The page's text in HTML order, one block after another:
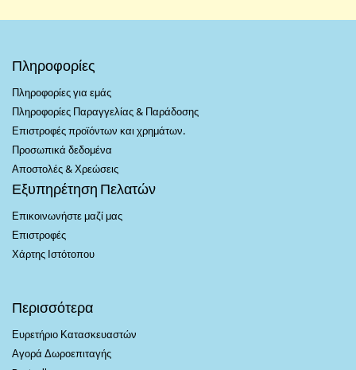
Πληροφορίες
Πληροφορίες για εμάς
Πληροφορίες Παραγγελίας & Παράδοσης
Επιστροφές προϊόντων και χρημάτων.
Προσωπικά δεδομένα
Αποστολές & Χρεώσεις
Εξυπηρέτηση Πελατών
Επικοινωνήστε μαζί μας
Επιστροφές
Χάρτης Ιστότοπου
Περισσότερα
Ευρετήριο Κατασκευαστών
Αγορά Δωροεπιταγής